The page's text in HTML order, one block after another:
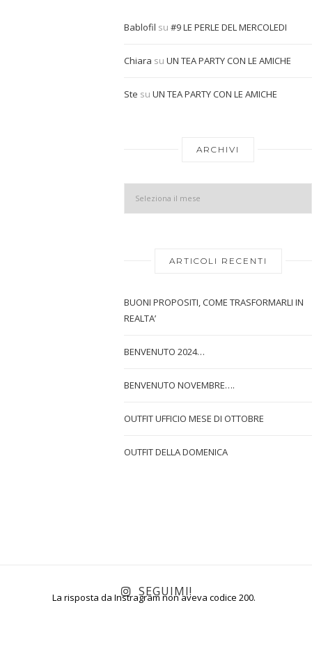
Bablofil su #9 LE PERLE DEL MERCOLEDI
Chiara su UN TEA PARTY CON LE AMICHE
Ste su UN TEA PARTY CON LE AMICHE
ARCHIVI
ARTICOLI RECENTI
BUONI PROPOSITI, COME TRASFORMARLI IN
REALTA’
BENVENUTO 2024…
BENVENUTO NOVEMBRE….
OUTFIT UFFICIO MESE DI OTTOBRE
OUTFIT DELLA DOMENICA
La risposta da Instragram non aveva codice 200.
SEGUIMI!